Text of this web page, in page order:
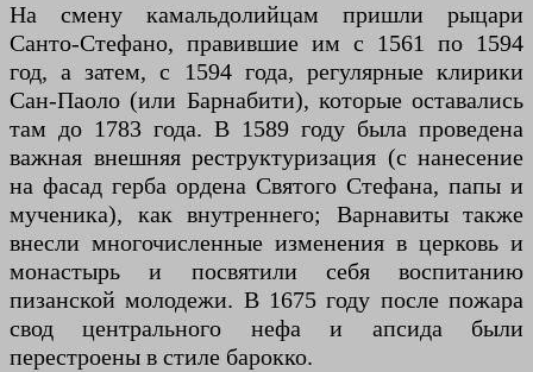
На смену камальдолийцам пришли рыцари
Санто-Стефано, правившие им с 1561 по 1594
год, а затем, с 1594 года, регулярные клирики
Сан-Паоло (или Барнабити), которые оставались
там до 1783 года. В 1589 году была проведена
важная внешняя реструктуризация (с нанесение
на фасад герба ордена Святого Стефана, папы и
мученика), как внутреннего; Варнавиты также
внесли многочисленные изменения в церковь и
монастырь и посвятили себя воспитанию
пизанской молодежи. В 1675 году после пожара
свод центрального нефа и апсида были
перестроены в стиле барокко.